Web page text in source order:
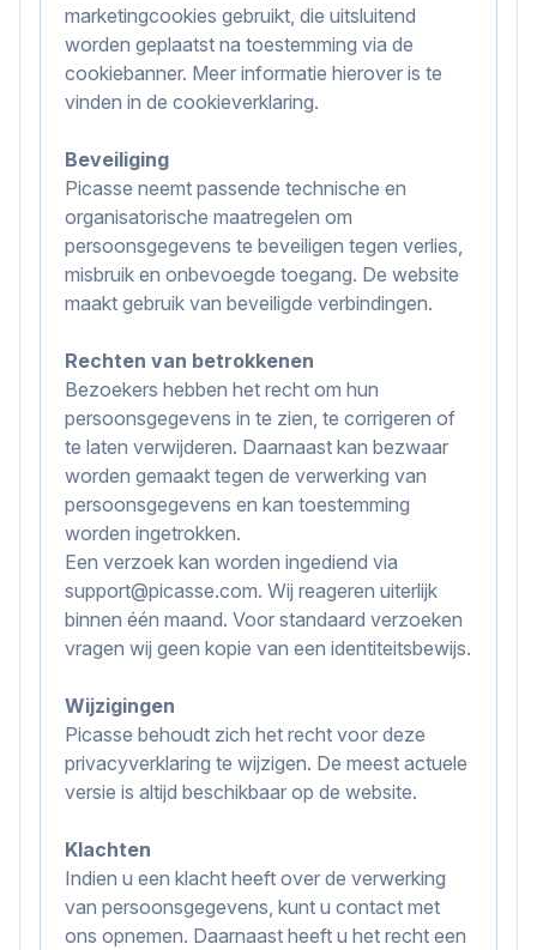
marketingcookies gebruikt, die uitsluitend
worden geplaatst na toestemming via de
cookiebanner. Meer informatie hierover is te
vinden in de cookieverklaring.
Beveiliging
Picasse neemt passende technische en
organisatorische maatregelen om
persoonsgegevens te beveiligen tegen verlies,
misbruik en onbevoegde toegang. De website
maakt gebruik van beveiligde verbindingen.
Rechten van betrokkenen
Bezoekers hebben het recht om hun
persoonsgegevens in te zien, te corrigeren of
te laten verwijderen. Daarnaast kan bezwaar
worden gemaakt tegen de verwerking van
persoonsgegevens en kan toestemming
worden ingetrokken.
Een verzoek kan worden ingediend via
support@picasse.com. Wij reageren uiterlijk
binnen één maand. Voor standaard verzoeken
vragen wij geen kopie van een identiteitsbewijs.
Wijzigingen
Picasse behoudt zich het recht voor deze
privacyverklaring te wijzigen. De meest actuele
versie is altijd beschikbaar op de website.
Klachten
Indien u een klacht heeft over de verwerking
van persoonsgegevens, kunt u contact met
ons opnemen. Daarnaast heeft u het recht een